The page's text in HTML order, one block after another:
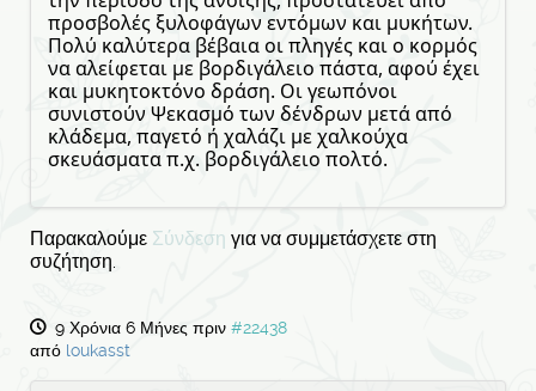
προσβολές ξυλοφάγων εντόμων και μυκήτων.
Πολύ καλύτερα βέβαια οι πληγές και ο κορμός
να αλείφεται με βορδιγάλειο πάστα, αφού έχει
και μυκητοκτόνο δράση. Οι γεωπόνοι
συνιστούν Ψεκασμό των δένδρων μετά από
κλάδεμα, παγετό ή χαλάζι με χαλκούχα
σκευάσματα π.χ. βορδιγάλειο πολτό.
Παρακαλούμε Σύνδεση για να συμμετάσχετε στη
συζήτηση.
9 Χρόνια 6 Μήνες πριν #22438
από loukasst